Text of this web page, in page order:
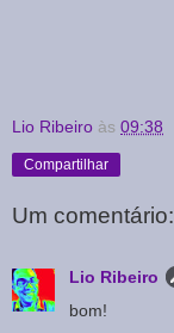
Lio Ribeiro às 09:38
Compartilhar
Um comentário:
Lio Ribeiro
bom!